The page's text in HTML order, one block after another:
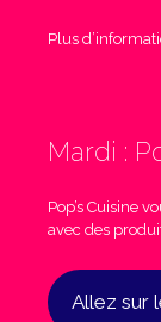
Plus
Mardi :
Pop’s Cuisine
avec des
Allez sur